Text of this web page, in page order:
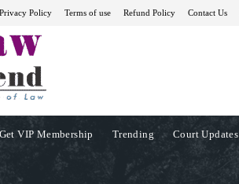
Privacy Policy Terms of use Refund Policy Contact Us
Get VIP Membership Trending Court Updates